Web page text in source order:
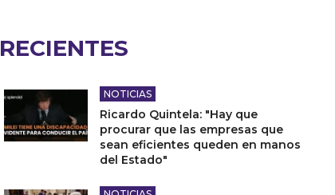
RECIENTES
NOTICIAS
Ricardo Quintela: "Hay que
procurar que las empresas que
sean eficientes queden en manos
del Estado"